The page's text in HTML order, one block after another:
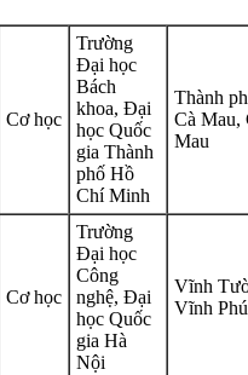
Cơ học
Trường
Đại học
Bách
khoa, Đại
học Quốc
gia Thành
phố Hồ
Chí Minh
Thành
Cà Mau,
Mau
Cơ học
Trường
Đại học
Công
nghệ, Đại
học Quốc
gia Hà
Nội
Vĩnh
Vĩnh